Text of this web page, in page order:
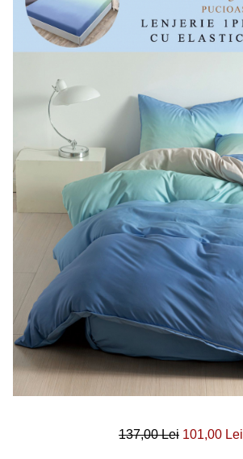
Lenjerii Creponate
Lenjerii de finet Iprimate Digital
Lenjerii de pat Finet + 2 Draperii
Lenjerii de pat Saten 4 piese cu
137,00 Lei 101,00 Lei